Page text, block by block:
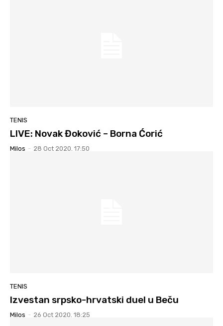
TENIS
LIVE: Novak Đoković – Borna Ćorić
Milos - 28 Oct 2020. 17:50
TENIS
Izvestan srpsko-hrvatski duel u Beču
Milos - 26 Oct 2020. 18:25